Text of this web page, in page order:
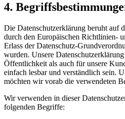
4.
Die Datenschutzerklärung beruht auf
durch den Europäischen Richtlinien-
Erlass der Datenschutz-
wurden. Unsere
Öffentlichkeit als auch für unsere
einfach lesbar und verständlich sein.
möchten wir vorab die verwendeten
Wir verwenden in dieser
folgenden Begriffe: